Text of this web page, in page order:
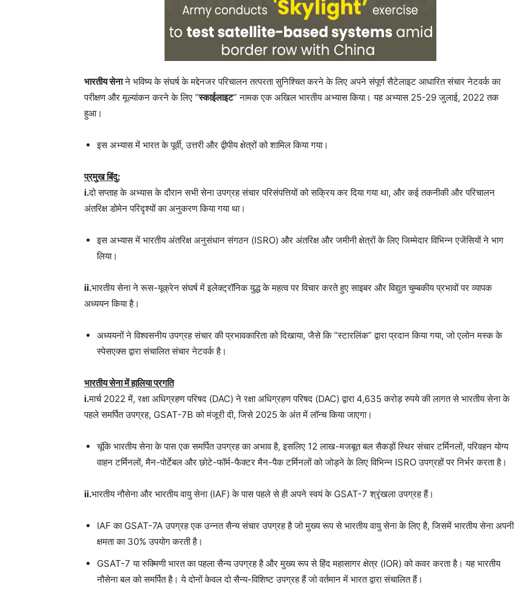
भारतीय सेनाने भविष्य के संघर्ष के मद्देनजर परिचालन तत्परता सुनिश्चित करने के लिए अपने संपूर्ण सैटेलाइट आधारित संचार नेटवर्क का
परीक्षण और मूल्यांकन करने के लिए “स्काईलाइट” नामक एक अखिल भारतीय अभ्यास किया। यह अभ्यास 25-29 जुलाई, 2022 तक
हुआ।
इस अभ्यास में भारत के पूर्वी, उत्तरी और द्वीपीय क्षेत्रों को शामिल किया गया।
प्रमुख बिंदु:
i.दो सप्ताह के अभ्यास के दौरान सभी सेना उपग्रह संचार परिसंपत्तियों को सक्रिय कर दिया गया था, और कई तकनीकी और परिचालन
अंतरिक्ष डोमेन परिदृश्यों का अनुकरण किया गया था।
इस अभ्यास में भारतीय अंतरिक्ष अनुसंधान संगठन (ISRO) और अंतरिक्ष और जमीनी क्षेत्रों के लिए जिम्मेदार विभिन्न एजेंसियों ने भाग
लिया।
ii.भारतीय सेना ने रूस-यूक्रेन संघर्ष में इलेक्ट्रॉनिक युद्ध के महत्व पर विचार करते हुए साइबर और विद्युत चुम्बकीय प्रभावों पर व्यापक
अध्ययन किया है।
अध्ययनों ने विश्वसनीय उपग्रह संचार की प्रभावकारिता को दिखाया, जैसे कि “स्टारलिंक” द्वारा प्रदान किया गया, जो एलोन मस्क के
स्पेसएक्स द्वारा संचालित संचार नेटवर्क है।
भारतीय सेना में हालिया प्रगति
i.मार्च 2022 में, रक्षा अधिग्रहण परिषद (DAC) ने रक्षा अधिग्रहण परिषद (DAC) द्वारा 4,635 करोड़ रुपये की लागत से भारतीय सेना के
पहले समर्पित उपग्रह, GSAT-7B को मंजूरी दी, जिसे 2025 के अंत में लॉन्च किया जाएगा।
चूंकि भारतीय सेना के पास एक समर्पित उपग्रह का अभाव है, इसलिए 12 लाख-मजबूत बल सैकड़ों स्थिर संचार टर्मिनलों, परिवहन योग्य
वाहन टर्मिनलों, मैन-पोर्टेबल और छोटे-फॉर्म-फैक्टर मैन-पैक टर्मिनलों को जोड़ने के लिए विभिन्न ISRO उपग्रहों पर निर्भर करता है।
ii.भारतीय नौसेना और भारतीय वायु सेना (IAF) के पास पहले से ही अपने स्वयं के GSAT-7 श्रृंखला उपग्रह हैं।
IAF का GSAT-7A उपग्रह एक उन्नत सैन्य संचार उपग्रह है जो मुख्य रूप से भारतीय वायु सेना के लिए है, जिसमें भारतीय सेना अपनी
क्षमता का 30% उपयोग करती है।
GSAT-7 या रुक्मिणी भारत का पहला सैन्य उपग्रह है और मुख्य रूप से हिंद महासागर क्षेत्र (IOR) को कवर करता है। यह भारतीय
नौसेना बल को समर्पित है। ये दोनों केवल दो सैन्य-विशिष्ट उपग्रह हैं जो वर्तमान में भारत द्वारा संचालित हैं।